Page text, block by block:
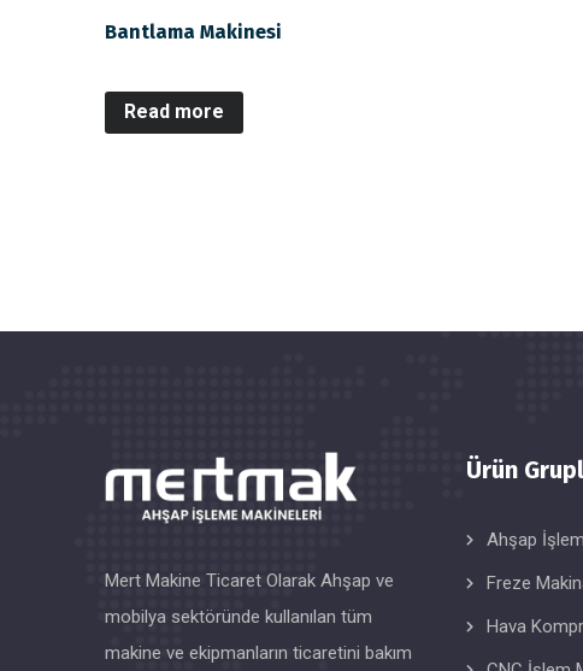
Bantlama Makinesi
Read more
Mert Makine Ticaret Olarak Ahşap ve
mobilya sektöründe kullanılan tüm
makine ve ekipmanların ticaretini bakım
Ürün
Ahşap
Freze
Hava